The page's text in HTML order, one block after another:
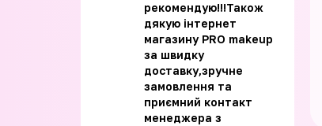
рекомендую!!!Також
дякую інтернет
магазину PRO makeup
за швидку
доставку,зручне
замовлення та
приємний контакт
менеджера з